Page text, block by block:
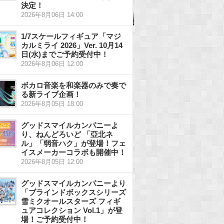
決定！
2026年8月06日 14:00
1/7スケールフィギュア「マジ
カルミライ 2026」Ver. 10月14
日(水)までご予約受付中！
2026年8月06日 12:00
ボカロ音楽を和楽器のみで奏で
る新ライブ企画！
2026年8月05日 18:00
グッドスマイルカンパニーよ
り、ねんどろいど 「亞北ネ
ル」「弱音ハク」が登場！フェ
イスメーカーコラボも開催中！
2026年8月05日 12:00
グッドスマイルカンパニーより
「ブラインドボックスシリーズ
雪ミクオールスターズ フィギ
ュアコレクション Vol.1」が登
場！ご予約受付中！